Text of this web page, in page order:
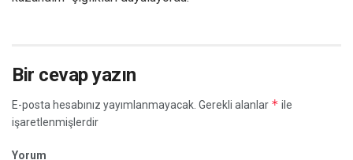
Bir cevap yazın
E-posta hesabınız yayımlanmayacak. Gerekli alanlar * ile
işaretlenmişlerdir
Yorum